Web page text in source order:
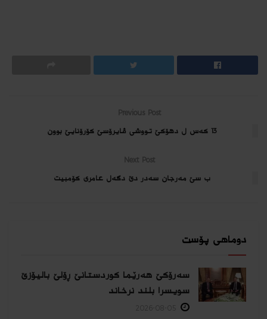
Previous Post
13 کەس ل دهۆکێ تووشی ڤایرۆسێ کۆرۆنایێ بوون
Next Post
ب سێ مه‌رجان سه‌در دێ دگه‌ل عامرى كۆمبیت
دوماهی پۆست
سەرۆکێ هەرێما کوردستانێ ڕۆلێ بالیۆزێ
سویسرا بلند نرخاند